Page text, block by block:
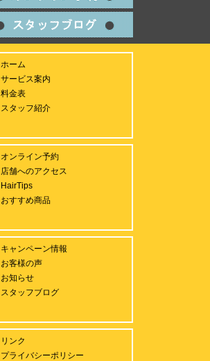
ホーム
サービス案内
料金表
スタッフ紹介
オンライン予約
店舗へのアクセス
HairTips
おすすめ商品
キャンペーン情報
お客様の声
お知らせ
スタッフブログ
リンク
プライバシーポリシー